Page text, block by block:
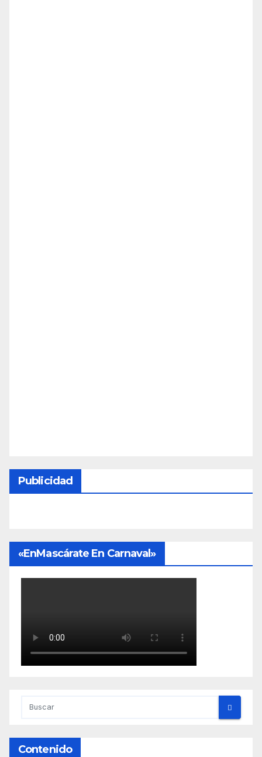
Publicidad
«EnMascárate En Carnaval»
Contenido